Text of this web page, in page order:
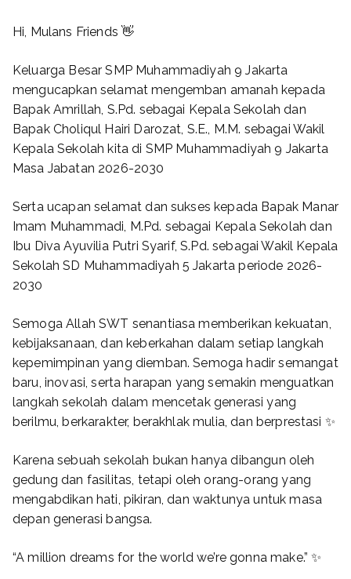
Hi, Mulans Friends 👋
Keluarga Besar SMP Muhammadiyah 9 Jakarta
mengucapkan selamat mengemban amanah kepada
Bapak Amrillah, S.Pd. sebagai Kepala Sekolah dan
Bapak Choliqul Hairi Darozat, S.E., M.M. sebagai Wakil
Kepala Sekolah kita di SMP Muhammadiyah 9 Jakarta
Masa Jabatan 2026-2030
Serta ucapan selamat dan sukses kepada Bapak Manar
Imam Muhammadi, M.Pd. sebagai Kepala Sekolah dan
Ibu Diva Ayuvilia Putri Syarif, S.Pd. sebagai Wakil Kepala
Sekolah SD Muhammadiyah 5 Jakarta periode 2026-
2030
Semoga Allah SWT senantiasa memberikan kekuatan,
kebijaksanaan, dan keberkahan dalam setiap langkah
kepemimpinan yang diemban. Semoga hadir semangat
baru, inovasi, serta harapan yang semakin menguatkan
langkah sekolah dalam mencetak generasi yang
berilmu, berkarakter, berakhlak mulia, dan berprestasi ✨
Karena sebuah sekolah bukan hanya dibangun oleh
gedung dan fasilitas, tetapi oleh orang-orang yang
mengabdikan hati, pikiran, dan waktunya untuk masa
depan generasi bangsa.
“A million dreams for the world we’re gonna make.” ✨